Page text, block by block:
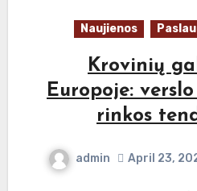
Naujienos
Krovinių
Europoje:
rinkos
admin April 23,